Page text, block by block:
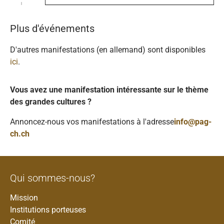
Plus d'événements
D'autres manifestations (en allemand) sont disponibles
ici.
Vous avez une manifestation intéressante sur le thème
des grandes cultures ?
Annoncez-nous vos manifestations à l'adresseinfo@pag-
ch.ch
Qui sommes-nous?
Mission
Institutions porteuses
Comité